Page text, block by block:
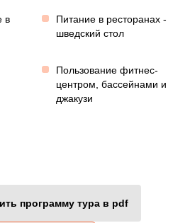
в
Питание в ресторанах -
шведский стол
Пользование фитнес-
центром, бассейнами и
джакузи
программу тура в pdf